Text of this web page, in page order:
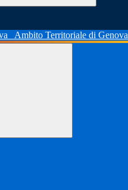
Ambito Territoriale di Genova